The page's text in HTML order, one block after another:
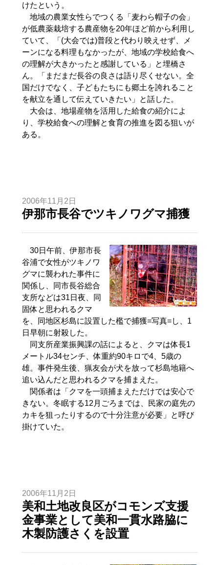
けたという。
地域の農業女性らでつくる「麦わら帽子の会」
が低農薬栽培する農産物を20年ほど前から利用し
ていて、「(大会では)普段と代わり映えせず、メ
ーンになる料理もなかったが、地域の学校給食へ
の理解が大きかったと感謝している」と埋橋さ
ん。「まだまだ長谷の良さは語り尽くせない。全
国だけでなく、子どもたちにも郷土を誇れること
を献立を通して伝えていきたい」と話した。
大会は、地場産物を活用した給食の紹介によ
り、学校給食への理解と食育の推進を図る狙いが
ある。
2006年11月2日
伊那市長谷でツキノワグマ捕獲
30日午前、伊那市長
谷浦で女性がツキノワ
グマに襲われた事件に
関係し、同市長谷総合
支所などは31日夜、同
固体と思われるクマ
を、同地区杉島に設置した檻で捕獲=写真=し、1
日早朝に射殺した。
同支所産業振興課の話によると、クマは体長1
メートル34センチ、体重約90キロで4、5歳の
雄。事件発生後、猟友会が犬を放って杉島地籍へ
追い込んだと思われるクマを捕まえた。
関係者は「クマを一頭捕まえただけでは安心で
きない。冬眠する12月ごろまでは、民家の庭先の
カキを狙ったりするので十分注意が必要」と呼び
掛けていた。
2006年11月2日
美和土地改良区がコモンズ支援
金事業として美和一貫水路脇に
木製防護さくを設置